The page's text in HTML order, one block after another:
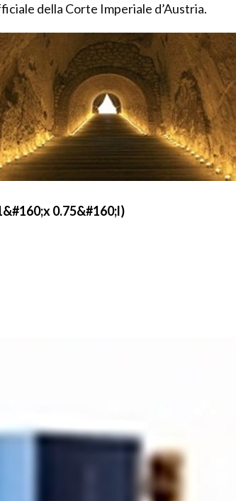
della Corte Imperiale d’Austria.
0.75&#160;l)